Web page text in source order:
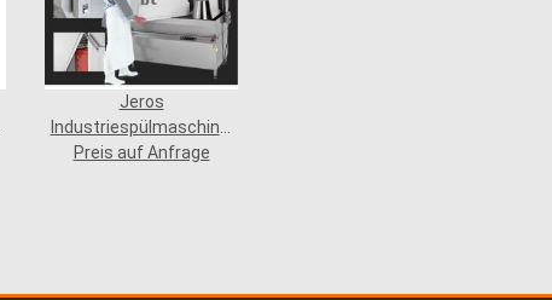
Jeros
Industriespülmaschine,
Modell 8150
Preis auf Anfrage